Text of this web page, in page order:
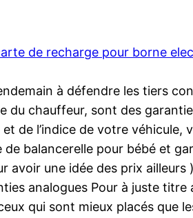
de recharge pour borne
à défendre les tiers
chauffeur, sont des
et de l’indice de votre
balancerelle pour bébé et
avoir une idée des prix
analogues Pour à juste
qui sont mieux placés que